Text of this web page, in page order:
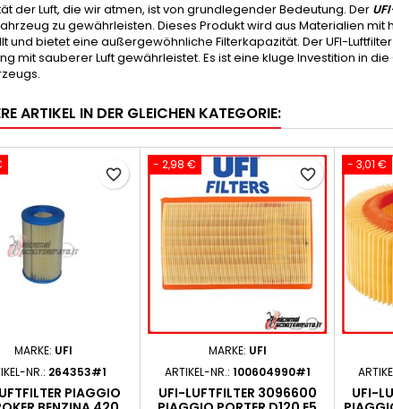
der Luft, die wir atmen, ist von grundlegender Bedeutung. Der
zu gewährleisten. Dieses Produkt wird aus Materialien
und bietet eine außergewöhnliche Filterkapazität. Der UFI-
mit sauberer Luft gewährleistet. Es ist eine kluge Investition in
ARTIKEL IN DER GLEICHEN KATEGORIE:
MARKE: UFI
NR.: 264353#1
PIAGGIO
favorite_border
- 2,98 €
MARKE: UFI
ARTIKEL-NR.: 100604990#1
UFI-LUFTFILTER 3096600
favorite_border
- 3,01 €
UFI-